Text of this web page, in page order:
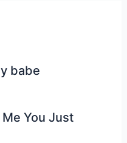
babe
Me You Just